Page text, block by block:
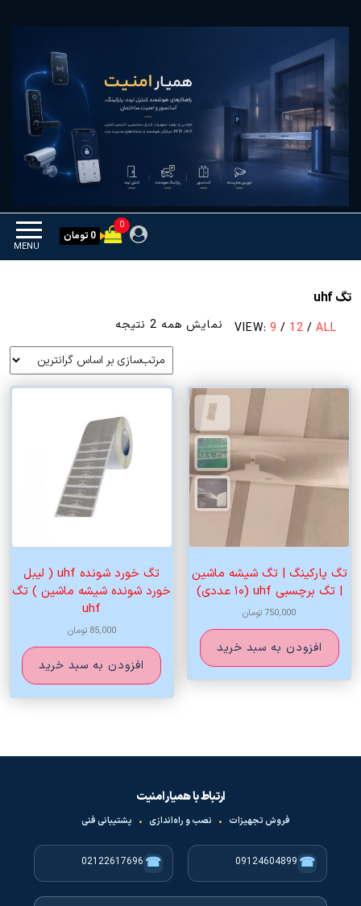
همیار امنیت
MENU
0
0 تومان
تگ uhf
VIEW: 9 / 12 / ALL نمایش همه 2 نتیجه
بر
اساس
قیمت:
به
کم
تگ پارکینگ | تگ شیشه ماشین
| تگ برچسبی uhf (۱۰ عددی)
750,000تومان
افزودن به سبد خرید
تگ خورد شونده uhf ( لیبل
خورد شونده شیشه ماشین ) تگ
uhf
85,000 تومان
افزودن به سبد خرید
ارتباط با همیار امنیت
فروش تجهیزات • نصب و راه‌اندازی • پشتیبانی فنی
☎
09124604899
☎
02122617696